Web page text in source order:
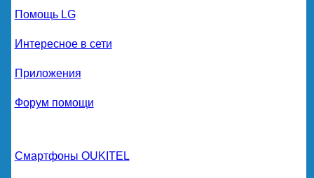
Помощь LG
Интересное в сети
Приложения
Форум помощи
Смартфоны OUKITEL